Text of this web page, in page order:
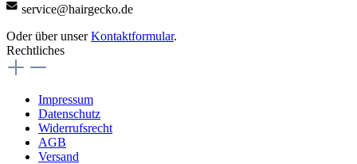
service@hairgecko.de
Oder über unserKontaktformular.
Rechtliches
Impressum
Datenschutz
Widerrufsrecht
AGB
Versand